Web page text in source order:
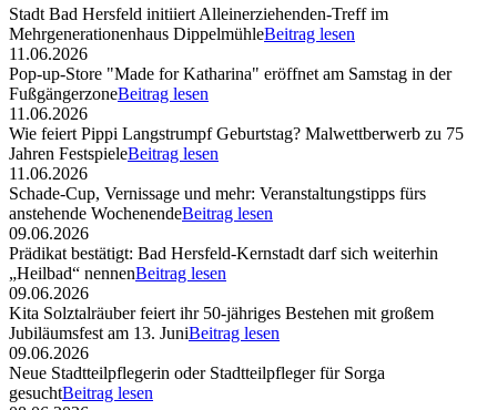
Stadt Bad Hersfeld initiiert Alleinerziehenden-Treff im
Mehrgenerationenhaus DippelmühleBeitrag lesen
11.06.2026
Pop-up-Store "Made for Katharina" eröffnet am Samstag in der
FußgängerzoneBeitrag lesen
11.06.2026
Wie feiert Pippi Langstrumpf Geburtstag? Malwettberwerb zu 75
Jahren FestspieleBeitrag lesen
11.06.2026
Schade-Cup, Vernissage und mehr: Veranstaltungstipps fürs
anstehende WochenendeBeitrag lesen
09.06.2026
Prädikat bestätigt: Bad Hersfeld-Kernstadt darf sich weiterhin
„Heilbad“ nennenBeitrag lesen
09.06.2026
Kita Solztalräuber feiert ihr 50-jähriges Bestehen mit großem
Jubiläumsfest am 13. JuniBeitrag lesen
09.06.2026
Neue Stadtteilpflegerin oder Stadtteilpfleger für Sorga
gesuchtBeitrag lesen